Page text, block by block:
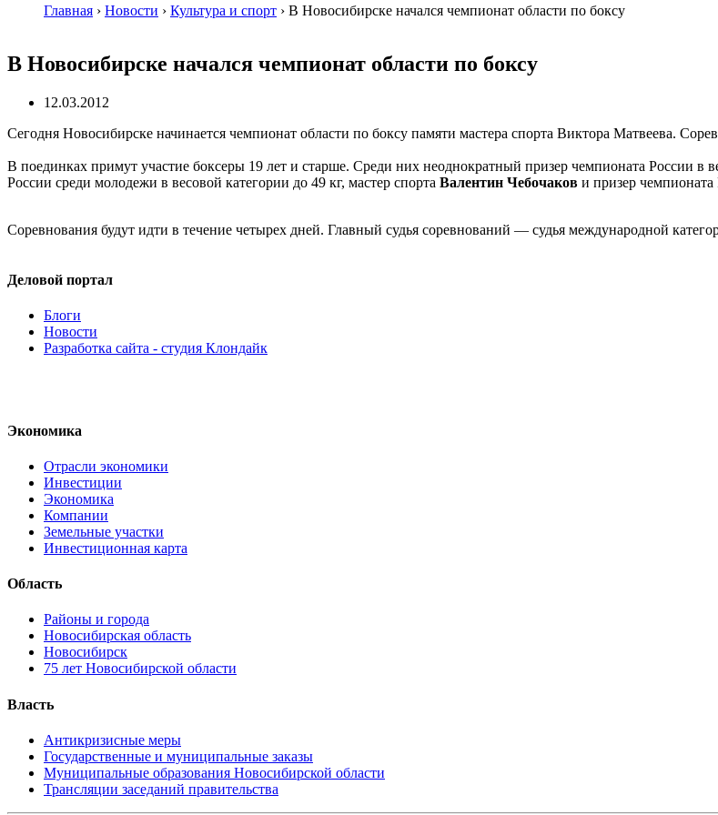
Главная › Новости › Культура и спорт › В Новосибирске начался чемпионат области по боксу
В Новосибирске начался чемпионат области по боксу
12.03.2012
Сегодня Новосибирске начинается чемпионат области по боксу памяти мастера спорта Виктора Матвеева.
В поединках примут участие боксеры 19 лет и старше. Среди них неоднократный призер чемпионата России в
России среди молодежи в весовой категории до 49 кг, мастер спорта Валентин Чебочаков и призер чемпионата
Соревнования будут идти в течение четырех дней. Главный судья соревнований — судья международной
Деловой портал
Блоги
Новости
Разработка сайта - студия Клондайк
Экономика
Отрасли экономики
Инвестиции
Экономика
Компании
Земельные участки
Инвестиционная карта
Область
Районы и города
Новосибирская область
Новосибирск
75 лет Новосибирской области
Власть
Антикризисные меры
Государственные и муниципальные заказы
Муниципальные образования Новосибирской области
Трансляции заседаний правительства